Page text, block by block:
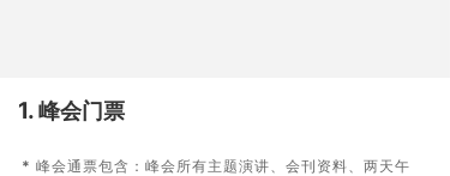
1.峰会门票
* 峰会通票包含：峰会所有主题演讲、会刊资料、两天午